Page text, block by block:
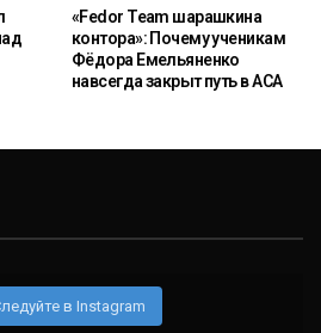
«Fedor Team шарашкина
контора»: Почему ученикам
Фёдора Емельяненко
навсегда закрыт путь в ACA
в Instagram